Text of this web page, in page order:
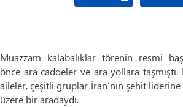
Muazzam kalabalıklar törenin resmi
önce ara caddeler ve ara yollara
aileler, çeşitli gruplar İran’nın şehit
üzere bir aradaydı.